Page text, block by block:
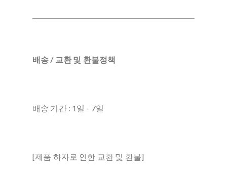
배송 / 교환 및 환불정책
배송 기간 : 1일 - 7일
[제품 하자로 인한 교환 및 환불]